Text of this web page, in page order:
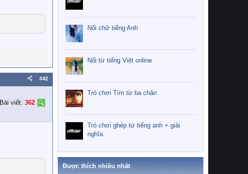
#42
Bài viết: 362
Nối chữ tiếng Anh
Nối từ tiếng Việt online
Trò chơi Tìm từ ba chân
Trò chơi ghép từ tiếng anh + giải
nghĩa
Được thích nhiều nhất